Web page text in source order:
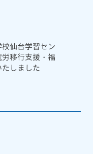
校仙台学習セン
移行支援・福
しました